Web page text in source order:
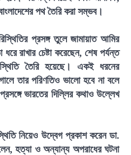
পথ তৈরি করা সম্ভব।
প্রসঙ্গ তুলে জামায়াত আমির
রাখার চেষ্টা করেছেন, শেষ পর্যন্ত
তৈরি হয়েছে। একই ধরনের
তার পরিণতিও ভালো হবে না বলে
ভারতের দিল্লির কথাও উল্লেখ
নিয়েও উদ্বেগ প্রকাশ করেন ডা.
হত্যা ও অন্যান্য অপরাধের ঘটনা